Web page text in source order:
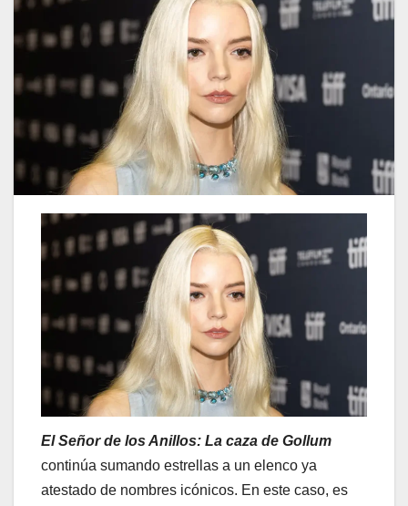
El Señor de los Anillos: La caza de Gollum
continúa sumando estrellas a un elenco ya
atestado de nombres icónicos. En este caso, es